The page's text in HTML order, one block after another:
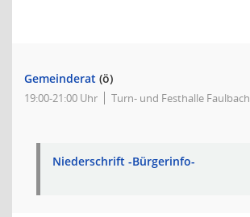
Gemeinderat (ö)
19:00-21:00 Uhr Turn- und Festhalle Faulbach
Niederschrift -Bürgerinfo-